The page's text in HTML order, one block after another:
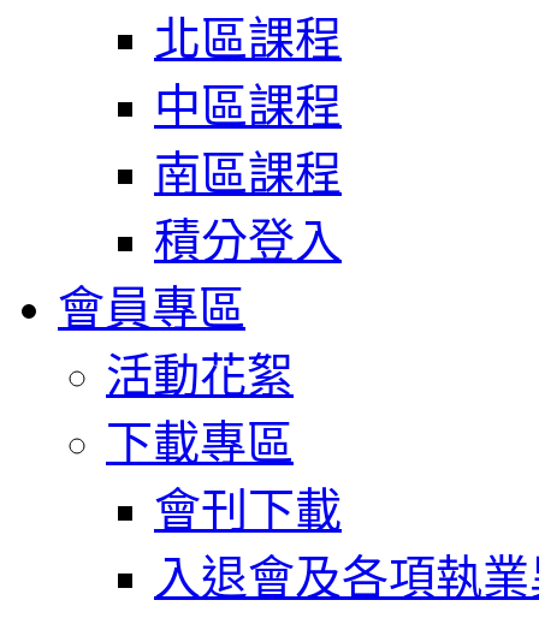
北區課程
中區課程
南區課程
積分登入
會員專區
活動花絮
下載專區
會刊下載
入退會及各項執